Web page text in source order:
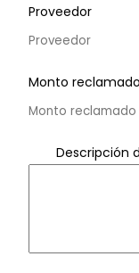
Proveedor
Monto
Descripción